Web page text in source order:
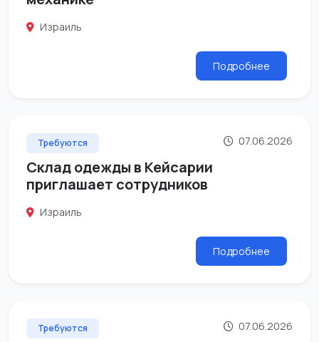
Израиль
Подробнее
Требуются 07.06.2026
Склад одежды в Кейсарии
приглашает сотрудников
Израиль
Подробнее
Требуются 07.06.2026